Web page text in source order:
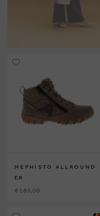
MEPHISTO ALLROUND
ER
€ 185,00